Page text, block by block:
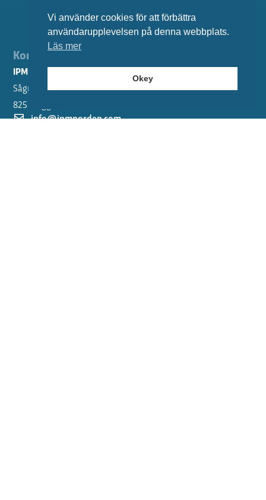
Kontaktuppgifter
IPM Norden AB
Sågmyravägen 2
825 31 Iggesund
info@ipmnorden.com
Vi använder cookies för att förbättra
användarupplevelsen på denna webbplats.
Läs mer
Okey